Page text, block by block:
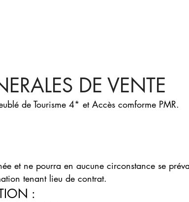
DE VENTE
de Tourisme 4* et Accès comforme PMR.
et ne pourra en aucune circonstance se
tenant lieu de contrat.
: